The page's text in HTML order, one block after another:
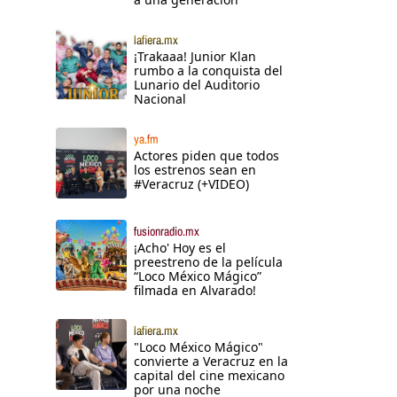
lafiera.mx
¡Trakaaa! Junior Klan
rumbo a la conquista del
Lunario del Auditorio
Nacional
ya.fm
Actores piden que todos
los estrenos sean en
#Veracruz (+VIDEO)
fusionradio.mx
¡Acho' Hoy es el
preestreno de la película
“Loco México Mágico”
filmada en Alvarado!
lafiera.mx
"Loco México Mágico"
convierte a Veracruz en la
capital del cine mexicano
por una noche